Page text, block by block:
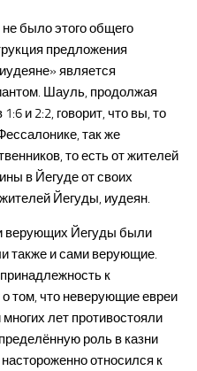
было этого общего
предложения
является
Шауль, продолжая
и 2:2, говорит, что вы, то
так же
то есть от жителей
в Йегуде от своих
Йегуды, иудеян.
верующих Йегуды были
также и сами верующие.
к
том, что неверующие евреи
лет противостояли
роль в казни
относился к